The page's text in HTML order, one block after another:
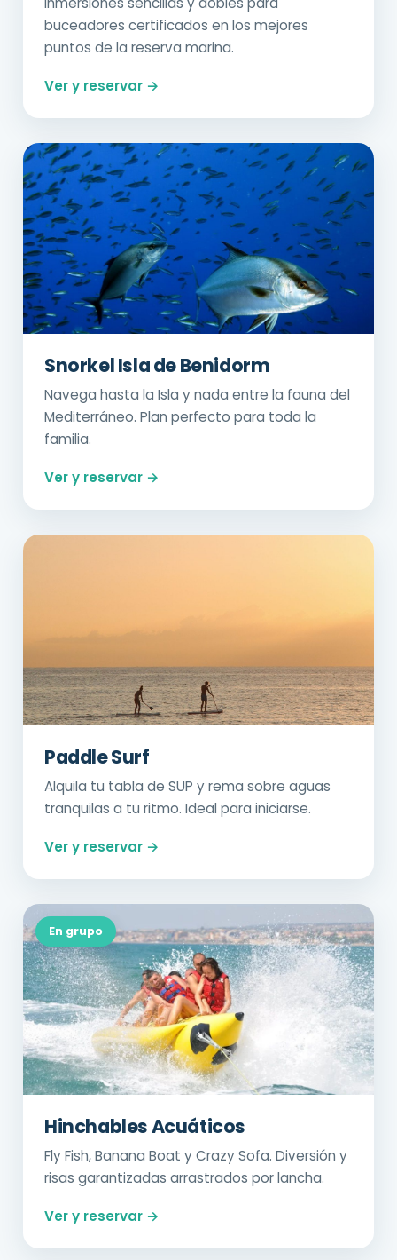
buceadores certificados en los mejores
puntos de la reserva marina.
Ver y reservar →
Snorkel Isla de Benidorm
Navega hasta la Isla y nada entre la fauna del
Mediterráneo. Plan perfecto para toda la
familia.
Ver y reservar →
Paddle Surf
Alquila tu tabla de SUP y rema sobre aguas
tranquilas a tu ritmo. Ideal para iniciarse.
Ver y reservar →
En grupo
Hinchables Acuáticos
Fly Fish, Banana Boat y Crazy Sofa. Diversión y
risas garantizadas arrastrados por lancha.
Ver y reservar →